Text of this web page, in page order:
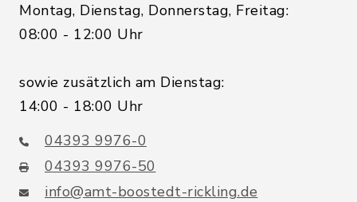
Montag, Dienstag, Donnerstag, Freitag:
08:00 - 12:00 Uhr
sowie zusätzlich am Dienstag:
14:00 - 18:00 Uhr
04393 9976-0
04393 9976-50
info@amt-boostedt-rickling.de